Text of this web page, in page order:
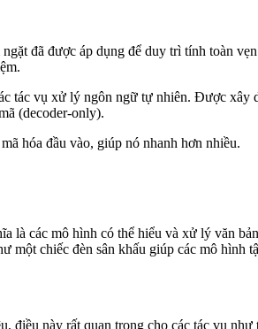
đã được áp dụng để duy trì tính toàn
tác vụ xử lý ngôn ngữ tự nhiên. Được xây
(decoder-only).
hóa đầu vào, giúp nó nhanh hơn nhiều.
các mô hình có thể hiểu và xử lý văn
chiếc đèn sân khấu giúp các mô hình
điều này rất quan trọng cho các tác vụ như